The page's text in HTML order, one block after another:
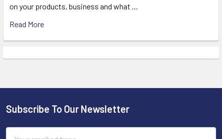
on your products, business and what …
Read More
Footer
Subscribe To Our Newsletter